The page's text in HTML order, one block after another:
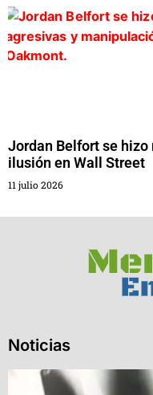
Jordan Belfort se
ilusión en Wall Street
11 julio 2026
Noticias